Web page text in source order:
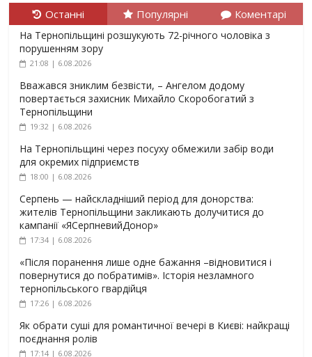
Останні Популярні Коментарі
На Тернопільщині розшукують 72-річного чоловіка з
порушенням зору
21:08 | 6.08.2026
Вважався зниклим безвісти, – Ангелом додому
повертається захисник Михайло Скоробогатий з
Тернопільщини
19:32 | 6.08.2026
На Тернопільщині через посуху обмежили забір води
для окремих підприємств
18:00 | 6.08.2026
Серпень — найскладніший період для донорства:
жителів Тернопільщини закликають долучитися до
кампанії «ЯСерпневийДонор»
17:34 | 6.08.2026
«Після поранення лише одне бажання –відновитися і
повернутися до побратимів». Історія незламного
тернопільського гвардійця
17:26 | 6.08.2026
Як обрати суші для романтичної вечері в Києві: найкращі
поєднання ролів
17:14 | 6.08.2026